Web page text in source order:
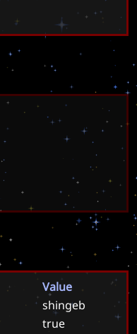
Value
shingeb
true